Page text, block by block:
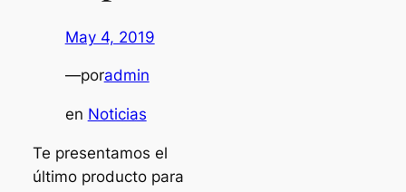
May 4, 2019
—poradmin
en Noticias
Te presentamos el
último producto para